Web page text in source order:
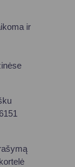
ir